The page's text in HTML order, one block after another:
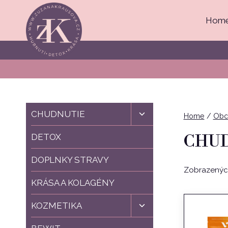
content
Home /
CHUDNUTIE
Toggle
child
DETOX
DOPLNKY STRAVY
KRÁSA A KOLAGÉNY
KOZMETIKA
Toggle
child